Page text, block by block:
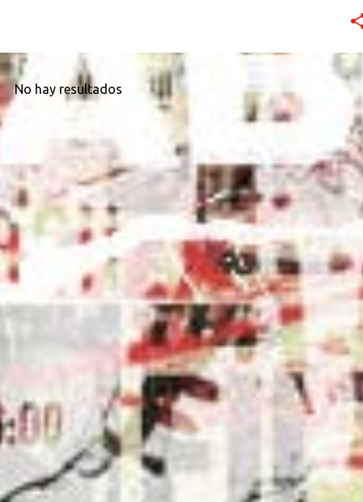
sale el álbum. HOY, 6/11, 21 hs: La Trastienda. Su primer
que estoy vivo, no presentar un disco que ya todos
todavía con la cicatriz fresca pero la púa en la mano.
No hay resultados